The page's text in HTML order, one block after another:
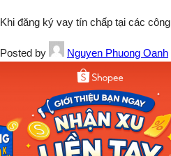
Khi đăng ký vay tín chấp tại các công
Posted by Nguyen Phuong Oanh